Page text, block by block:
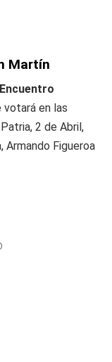
Martín
Encuentro
votará en las
2 de Abril,
Armando Figueroa